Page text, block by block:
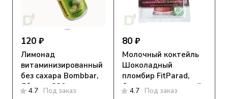
120 ₽
Лимонад
витаминизированный
без сахара Bombbar,
Яблоко, 330 мл
4.7 Под заказ
80 ₽
Молочный коктейль
Шоколадный
пломбир FitParad,
белково-углеводный,
4.7 Под заказ